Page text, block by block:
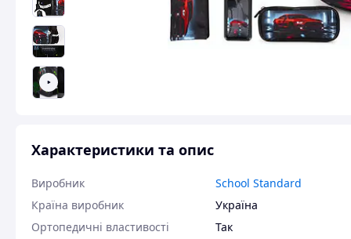
Характеристики та опис
Виробник
School Standard
Країна виробник
Україна
Ортопедичні властивості
Так